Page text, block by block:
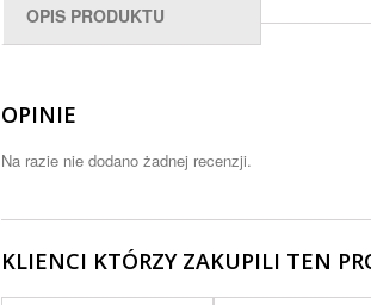
OPIS PRODUKTU
OPINIE
Na razie nie dodano żadnej recenzji.
KLIENCI KTÓRZY ZAKUPILI TEN